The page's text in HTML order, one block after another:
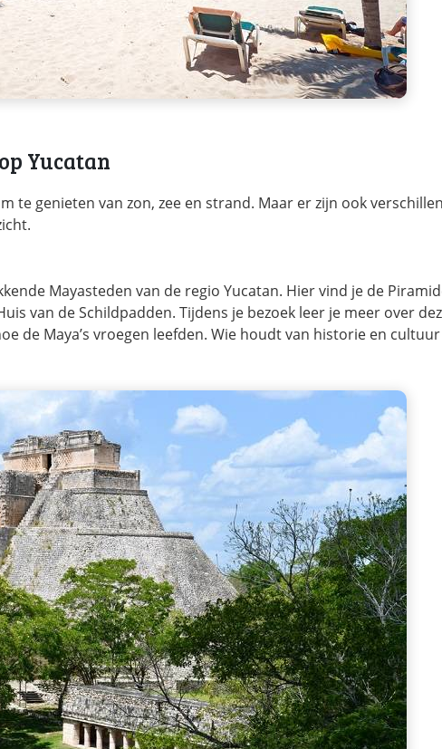
Yucatan
te genieten van zon, zee en strand. Maar er zijn ook
Mayasteden van de regio Yucatan. Hier vind je de
van de Schildpadden. Tijdens je bezoek leer je meer over
de Maya’s vroegen leefden. Wie houdt van historie en